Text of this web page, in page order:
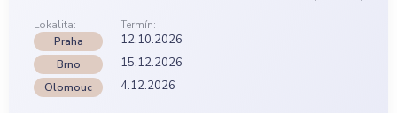
Lokalita:
Termín:
Praha
12.10.2026
Brno 15.12.2026
Olomouc 4.12.2026